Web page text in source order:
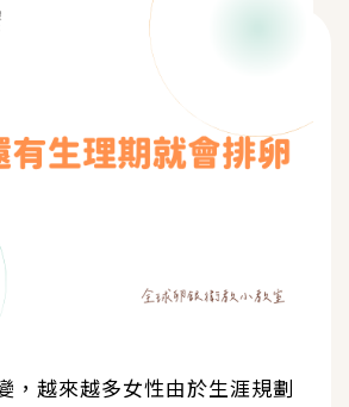
，越來越多女性由於生涯規劃